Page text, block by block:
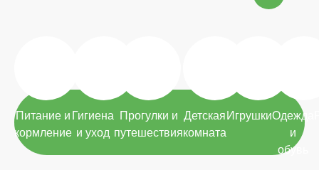
Питание и
кормление
Гигиена
и уход
Прогулки и
путешествия
Детская
комната
ИгрушкиОдежда
и
обувь